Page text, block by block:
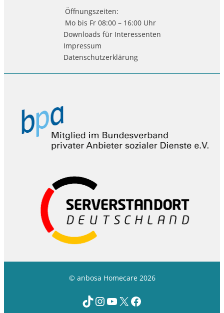
Öffnungszeiten:
Mo bis Fr 08:00 – 16:00 Uhr
Downloads für Interessenten
Impressum
Datenschutzerklärung
© anbosa Homecare 2026
TikTok InstagramYouTube X Facebook